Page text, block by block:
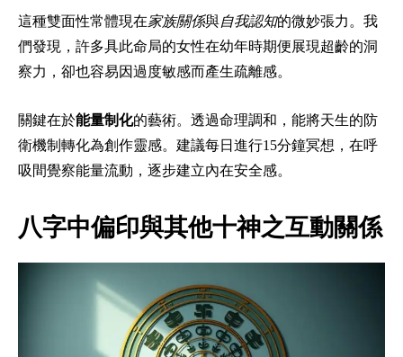
這種雙面性常體現在家族關係與自我認知的微妙張力。我
們發現，許多具此命局的女性在幼年時期便展現超齡的洞
察力，卻也容易因過度敏感而產生疏離感。
關鍵在於能量制化的藝術。透過命理調和，能將天生的防
衛機制轉化為創作靈感。建議每日進行15分鐘冥想，在呼
吸間覺察能量流動，逐步建立內在安全感。
八字中偏印與其他十神之互動關係